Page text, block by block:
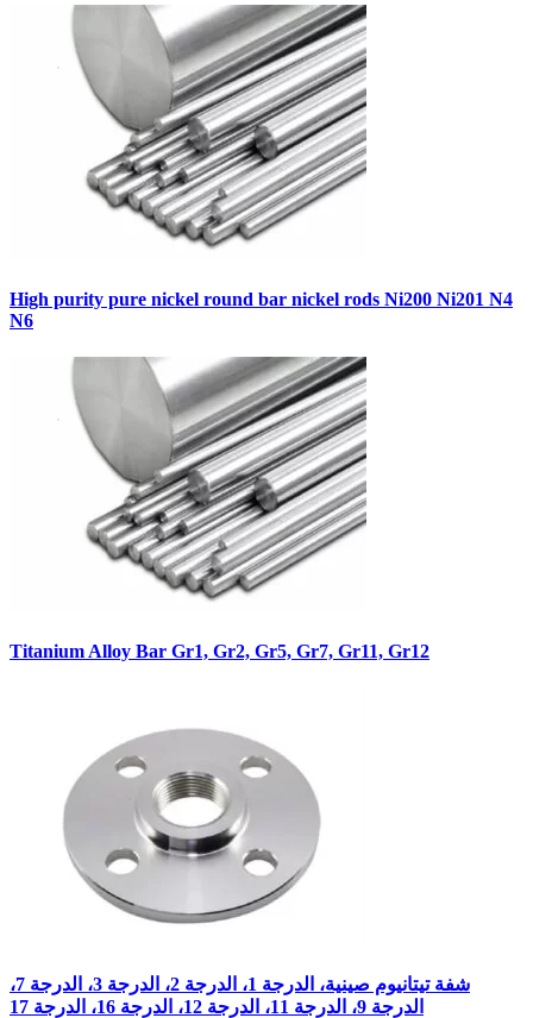
High purity pure nickel round bar nickel rods Ni200 Ni201 N4
N6
Titanium Alloy Bar Gr1, Gr2, Gr5, Gr7, Gr11, Gr12
شفة تيتانيوم صينية، الدرجة 1، الدرجة 2، الدرجة 3، الدرجة 7،
الدرجة 9، الدرجة 11، الدرجة 12، الدرجة 16، الدرجة 17